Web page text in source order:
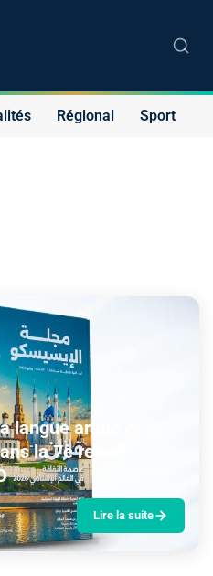
Régional Sport
langue arabe et
la 7è revue
Lire la suite